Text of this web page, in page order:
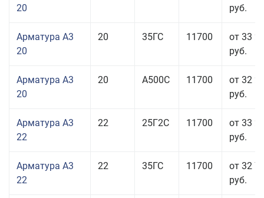
20
руб.
Арматура А3
20
20 35ГС 11700
от 33
руб.
Арматура А3
20
20 А500С 11700
от 32
руб.
Арматура А3
22
22 25Г2С 11700
от 33
руб.
Арматура А3
22
22 35ГС 11700
от 32
руб.